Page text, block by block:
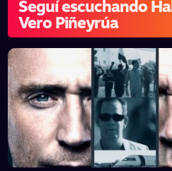
Seguí escuchando
Vero Piñeyrúa